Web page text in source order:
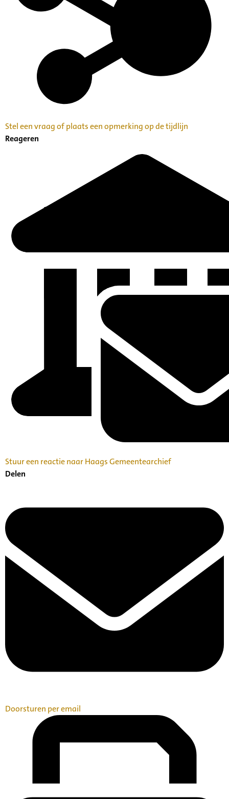
Stel een vraag of plaats een opmerking op de tijdlijn
Reageren
Stuur een reactie naar Haags Gemeentearchief
Delen
Doorsturen per email